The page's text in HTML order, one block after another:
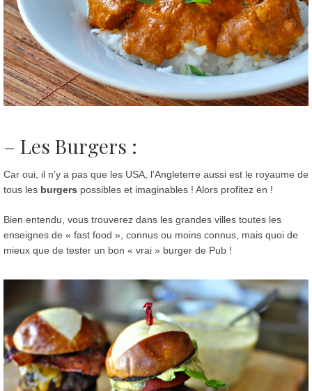
– Les Burgers :
Car oui, il n’y a pas que les USA, l’Angleterre aussi est le royaume de
tous les burgers possibles et imaginables ! Alors profitez en !
Bien entendu, vous trouverez dans les grandes villes toutes les
enseignes de « fast food », connus ou moins connus, mais quoi de
mieux que de tester un bon « vrai » burger de Pub !